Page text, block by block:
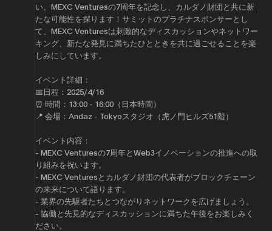
い。MEXC Venturesの7周年を記念し、カルダノ財団と共に新
たな可能性を探ります！サミットのプラチナスポンサーとし
て、MEXC Venturesは刺激的なディスカッションやネットワー
キング、新たな発見に満ちたひとときを共に過ごせることを楽
しみにしています。
イベント詳細：
📅日程：2025/4/16
⏰ 時間：13:00 - 16:00（日本時間）
📍 会場：Andaz - Tokyoスタジオ（虎ノ門ヒルズ51階）
イベント内容：
- MEXC Venturesの7周年とWeb3イノベーションの推進への取
り組みを祝います。
- MEXC Venturesとカルダノ財団の代表者がブロックチェーン
の未来について語ります。
- 業界の先駆者たちとつながりネットワークを広げましょう。
- 協働と先見的なディスカッションに満ちた午後をお楽しみく
ださい。